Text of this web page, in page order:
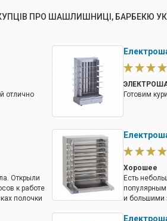
ПРО ШАШЛИШНИЦІ, БАРБЕКЮ
отлично
Готовим
Открыли
к работе
полочки
Хорошее
Есть
и большими
качеством